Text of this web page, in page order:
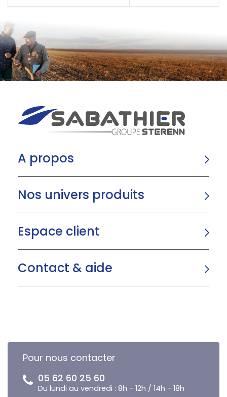
A propos
Nos univers produits
Espace client
Contact & aide
Pour nous contacter
05 62 60 25 60
Du lundi au vendredi : 8h - 12h / 14h - 18h